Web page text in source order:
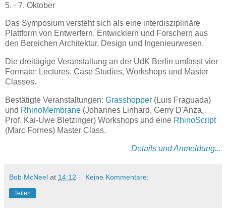
5. - 7. Oktober
Das Symposium versteht sich als eine interdisziplinäre
Plattform von Entwerfern, Entwicklern und Forschern aus
den Bereichen Architektur, Design und Ingenieurwesen.
Die dreitägige Veranstaltung an der UdK Berlin umfasst vier
Formate: Lectures, Case Studies, Workshops und Master
Classes.
Bestätigte Veranstaltungen: Grasshopper (Luis Fraguada)
und RhinoMembrane (Johannes Linhard, Gerry D'Anza,
Prof. Kai-Uwe Bletzinger) Workshops und eine RhinoScript
(Marc Fornes) Master Class.
Details und Anmeldung...
Bob McNeel at 14:12 Keine Kommentare:
Teilen